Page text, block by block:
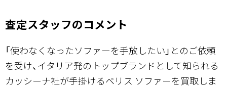
査定スタッフのコメント
「使わなくなったソファーを手放したい」とのご依頼
を受け、イタリア発のトップブランドとして知られる
カッシーナ社が手掛けるベリス ソファーを買取しま